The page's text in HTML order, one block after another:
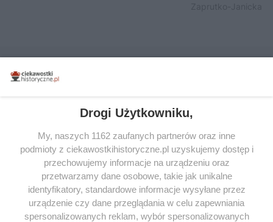
KOMENTARZE
Twój adres e-mail nie zostanie opublikowany.
Wymagane pola są oznaczone*
KOMENTARZ
Drogi Użytkowniku,
My, naszych 1162 zaufanych partnerów oraz inne
podmioty z ciekawostkihistoryczne.pl uzyskujemy dostęp i
przechowujemy informacje na urządzeniu oraz
przetwarzamy dane osobowe, takie jak unikalne
identyfikatory, standardowe informacje wysyłane przez
urządzenie czy dane przeglądania w celu zapewniania
spersonalizowanych reklam, wybór spersonalizowanych